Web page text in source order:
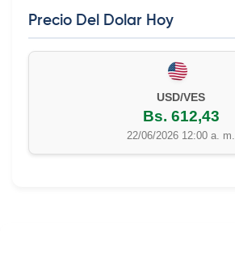
Precio Del Dolar Hoy
USD/VES
Bs. 612,43
22/06/2026 12:00 a. m.